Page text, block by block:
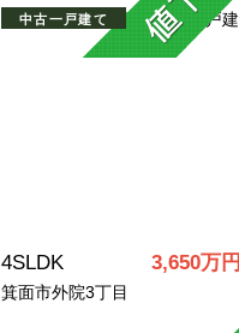
中古一戸建て
4SLDK 3,650万円
箕面市外院3丁目